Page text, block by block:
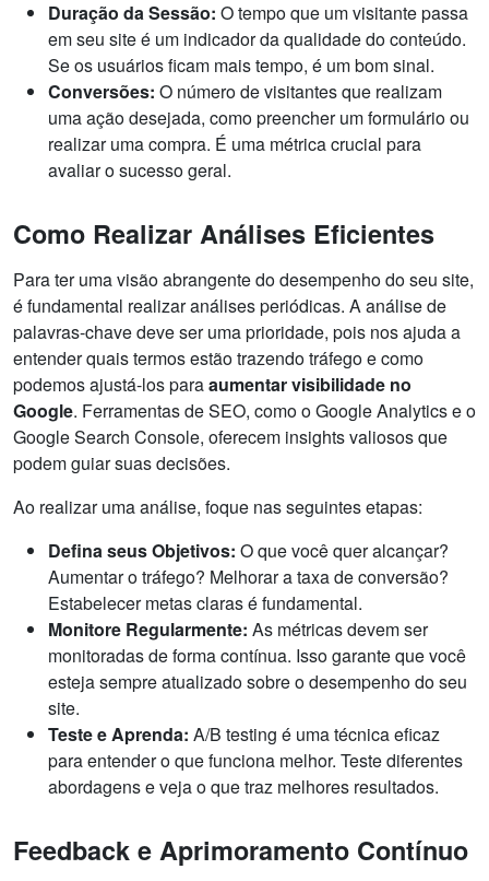
Duração da Sessão: O tempo que um visitante passa
em seu site é um indicador da qualidade do conteúdo.
Se os usuários ficam mais tempo, é um bom sinal.
Conversões: O número de visitantes que realizam
uma ação desejada, como preencher um formulário ou
realizar uma compra. É uma métrica crucial para
avaliar o sucesso geral.
Como Realizar Análises Eficientes
Para ter uma visão abrangente do desempenho do seu site,
é fundamental realizar análises periódicas. A análise de
palavras-chave deve ser uma prioridade, pois nos ajuda a
entender quais termos estão trazendo tráfego e como
podemos ajustá-los paraaumentar visibilidade no
Google. Ferramentas de SEO, como o Google Analytics e o
Google Search Console, oferecem insights valiosos que
podem guiar suas decisões.
Ao realizar uma análise, foque nas seguintes etapas:
Defina seus Objetivos: O que você quer alcançar?
Aumentar o tráfego? Melhorar a taxa de conversão?
Estabelecer metas claras é fundamental.
Monitore Regularmente: As métricas devem ser
monitoradas de forma contínua. Isso garante que você
esteja sempre atualizado sobre o desempenho do seu
site.
Teste e Aprenda: A/B testing é uma técnica eficaz
para entender o que funciona melhor. Teste diferentes
abordagens e veja o que traz melhores resultados.
Feedback e Aprimoramento Contínuo